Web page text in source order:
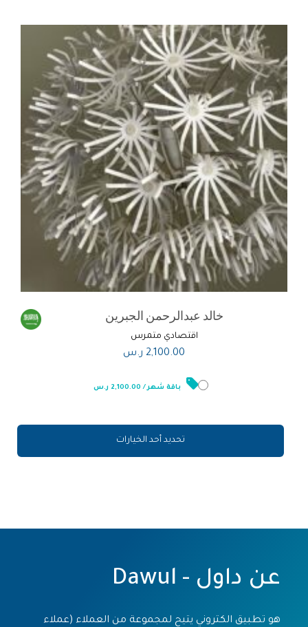
خالد عبدالرحمن الجبرين
اقتصادي متمرس
2,100.00 ر.س
باقة شهر / 2,100.00 ر.س
تحديد أحد الخيارات
عن داول - Dawul
هو تطبيق الكتروني يتيح لمجموعة من العملاء (عملاء